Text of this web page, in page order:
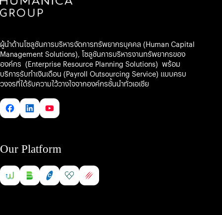
ผู้นำด้านโซลูชันการบริหารจัดการทรัพยากรบุคคล (Human Capital
Management Solutions), โซลูชันการบริหารงานทรัพยากรของ
องค์กร (Enterprise Resource Planning Solutions) พร้อม
บริการรับทำเงินเดือน (Payroll Outsourcing Service) แบบครบ
วงจรที่ได้รับความไว้วางใจจากองค์กรชั้นนำทั่วเอเชีย
Our Platform